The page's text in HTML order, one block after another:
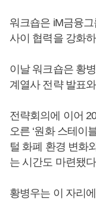
워크숍은 iM금융
사이 협력을 강화
이날 워크숍은 황
계열사 전략 발표
전략회의에 이어
오른 ‘원화 스테이
털 화폐 환경 변화
는 시간도 마련됐
황병우는 이 자리